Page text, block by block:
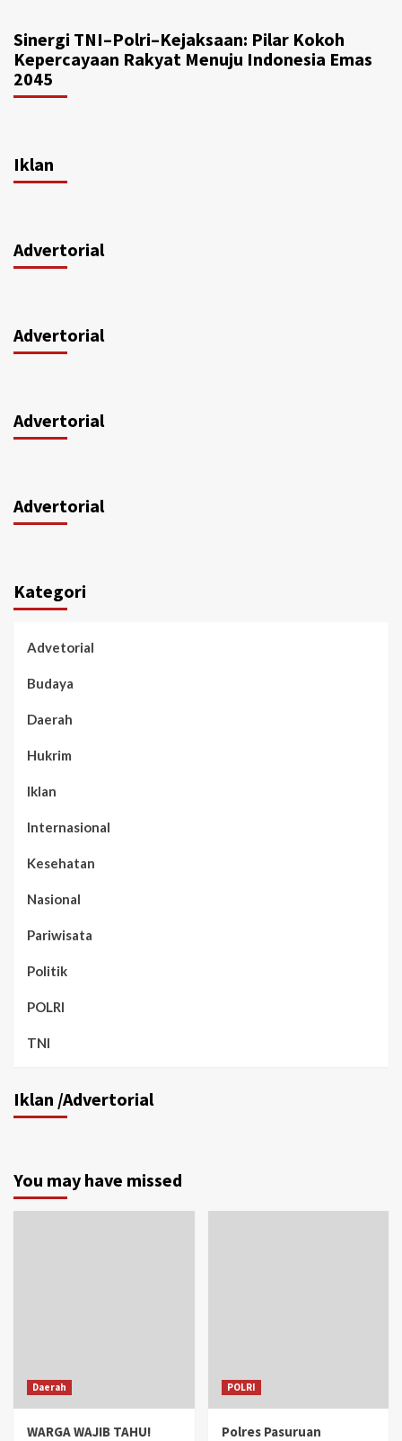
Sinergi TNI–Polri–Kejaksaan: Pilar Kokoh
Kepercayaan Rakyat Menuju Indonesia Emas
2045
Iklan
Advertorial
Advertorial
Advertorial
Advertorial
Kategori
Advetorial
Budaya
Daerah
Hukrim
Iklan
Internasional
Kesehatan
Nasional
Pariwisata
Politik
POLRI
TNI
Iklan /Advertorial
You may have missed
Daerah
WARGA WAJIB TAHU!
POLRI
Polres Pasuruan